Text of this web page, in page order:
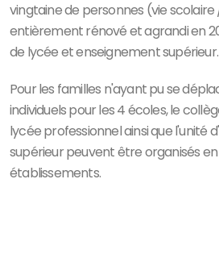
vingtaine de personnes (vie scolaire
entièrement rénové et agrandi en
de lycée et enseignement supérieur.
Pour les familles n'ayant pu se
individuels pour les 4 écoles, le
lycée professionnel ainsi que l'unité
supérieur peuvent être organisés
établissements.